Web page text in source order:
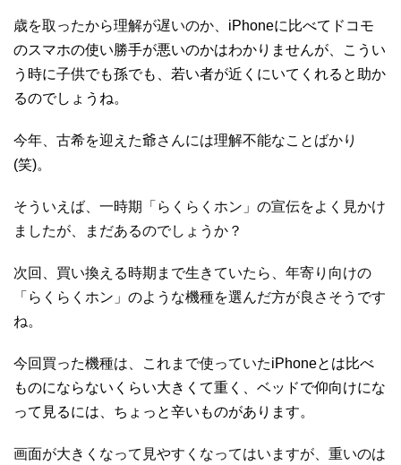
歳を取ったから理解が遅いのか、 iPhoneに比べてドコモ
のスマホの使い勝手が悪いのかはわかりませんが、こうい
う時に子供でも孫でも、若い者が近くにいてくれると助か
るのでしょうね。
今年、古希を迎えた爺さんには理解不能なことばかり
(笑)。
そういえば、一時期「らくらくホン」の宣伝をよく見かけ
ましたが、まだあるのでしょうか？
次回、買い換える時期まで生きていたら、年寄り向けの
「らくらくホン」のような機種を選んだ方が良さそうです
ね。
今回買った機種は、これまで使っていたiPhoneとは比べ
ものにならないくらい大きくて重く、ベッドで仰向けにな
って見るには、ちょっと辛いものがあります。
画面が大きくなって見やすくなってはいますが、重いのは